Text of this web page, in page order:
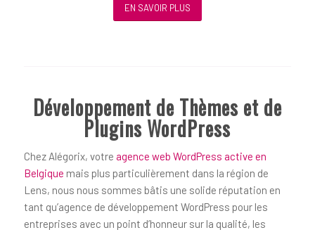
EN SAVOIR PLUS
Développement de Thèmes et de
Plugins WordPress
Chez Alégorix, votre agence web WordPress active en
Belgique mais plus particulièrement dans la région de
Lens, nous nous sommes bâtis une solide réputation en
tant qu’agence de développement WordPress pour les
entreprises avec un point d’honneur sur la qualité, les